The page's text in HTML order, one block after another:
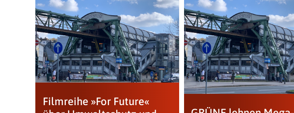
Filmreihe »For Future«